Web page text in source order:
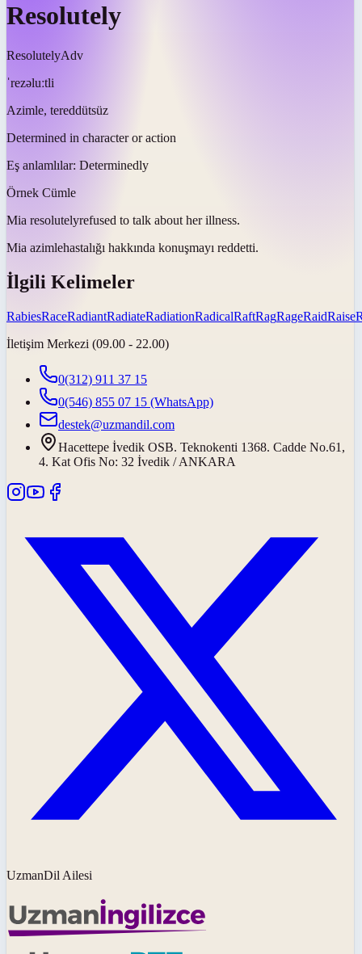
Resolutely
ResolutelyAdv
ˈrezəluːtli
Azimle, tereddütsüz
Determined in character or action
Eş anlamlılar: Determinedly
Örnek Cümle
Mia resolutelyrefused to talk about her illness.
Mia azimlehastalığı hakkında konuşmayı reddetti.
İlgili Kelimeler
RabiesRaceRadiantRadiateRadiationRadicalRaftRagRageRaidRaise
İletişim Merkezi (09.00 - 22.00)
0(312) 911 37 15
0(546) 855 07 15 (WhatsApp)
destek@uzmandil.com
Hacettepe İvedik OSB. Teknokenti 1368. Cadde No.61,
4. Kat Ofis No: 32 İvedik / ANKARA
UzmanDil Ailesi